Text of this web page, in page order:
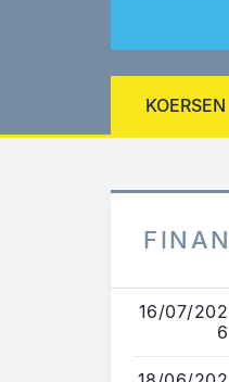
KOERSEN
16/07/202
6